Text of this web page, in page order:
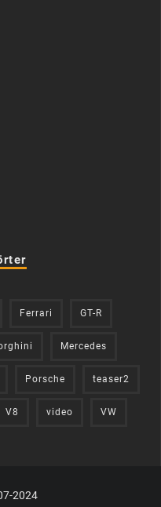
Ferrari GT-R
Mercedes
Porsche teaser2
V8 video VW
2024